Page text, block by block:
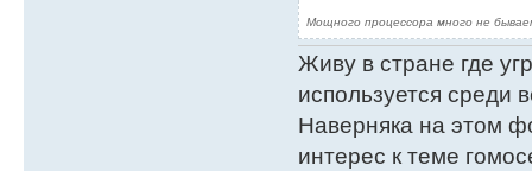
Мощного процессора много не
Живу в стране где
используется среди
Наверняка на этом
интерес к теме